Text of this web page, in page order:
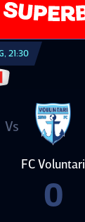
21:30
Vs
FC Voluntari
0